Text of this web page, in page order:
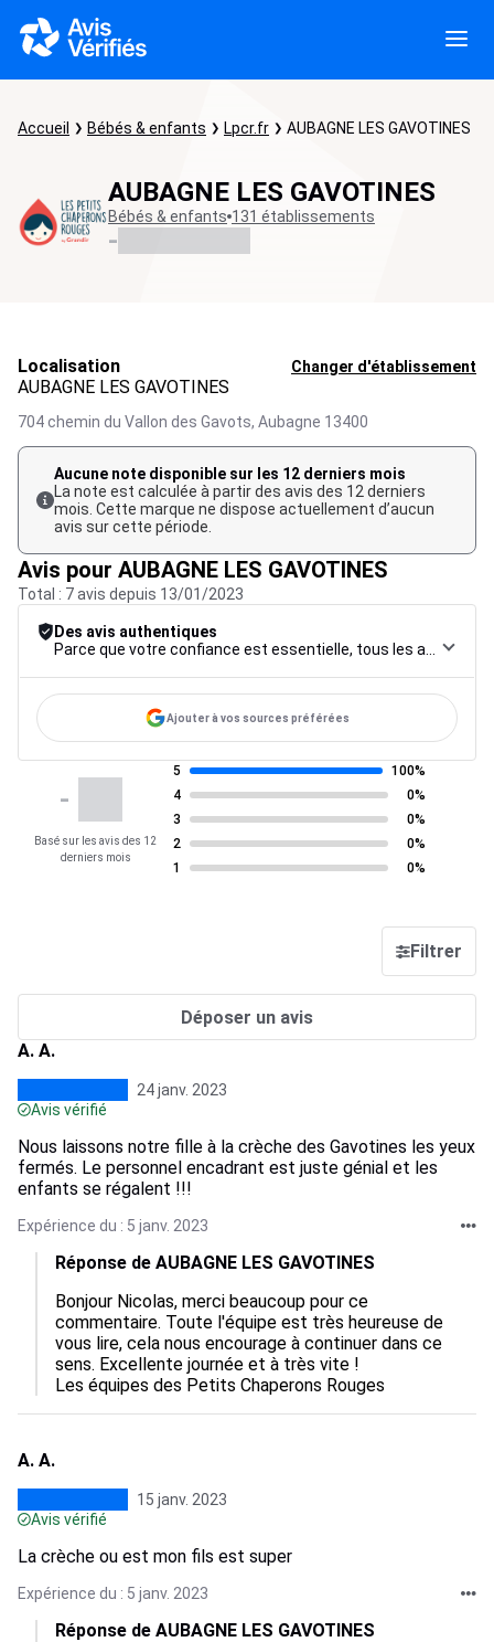
Accueil Bébés & enfants Lpcr.fr AUBAGNE LES GAVOTINES
AUBAGNE LES GAVOTINES
Bébés & enfants 131 établissements
-
Localisation Changer d'établissement
AUBAGNE LES GAVOTINES
704 chemin du Vallon des Gavots, Aubagne 13400
Aucune note disponible sur les 12 derniers mois
La note est calculée à partir des avis des 12 derniers
mois. Cette marque ne dispose actuellement d’aucun
avis sur cette période.
Avis pour AUBAGNE LES GAVOTINES
Total : 7 avis depuis 13/01/2023
Des avis authentiques
Ajouter à vos sources préférées
-
Basé sur les avis des 12
derniers mois
5
100%
4
0%
3
0%
2
0%
1
0%
Filtrer
Déposer un avis
A. A.
24 janv. 2023
Avis vérifié
Nous laissons notre fille à la crèche des Gavotines les yeux
fermés. Le personnel encadrant est juste génial et les
enfants se régalent !!!
Expérience du : 5 janv. 2023
Réponse de AUBAGNE LES GAVOTINES
Bonjour Nicolas, merci beaucoup pour ce
commentaire. Toute l'équipe est très heureuse de
vous lire, cela nous encourage à continuer dans ce
sens. Excellente journée et à très vite !
Les équipes des Petits Chaperons Rouges
A. A.
15 janv. 2023
Avis vérifié
La crèche ou est mon fils est super
Expérience du : 5 janv. 2023
Réponse de AUBAGNE LES GAVOTINES